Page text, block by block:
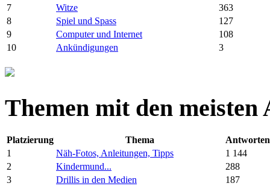
7
Witze
363
8
Spiel und Spass
127
9
Computer und Internet
108
10
Ankündigungen 3
Themen mit den meisten
Platzierung Thema
Antworten
1
Näh-Fotos, Anleitungen, Tipps
1 144
2
Kindermund...
288
3
Drillis in den Medien 187